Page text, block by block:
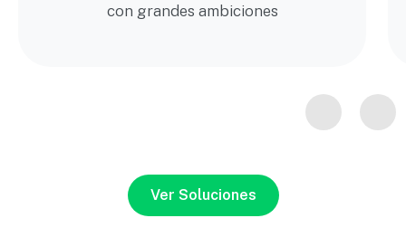
con grandes ambiciones
Ver Soluciones